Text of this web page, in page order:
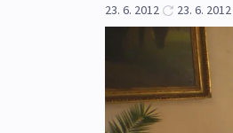
23. 6. 2012
23. 6. 2012